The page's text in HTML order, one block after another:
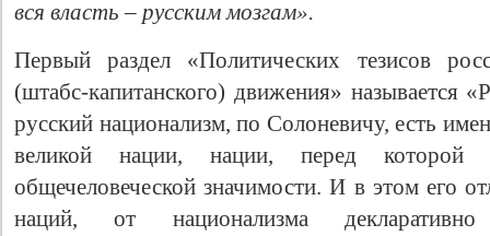
вся власть – русским мозгам».
Первый раздел «Политических тезисов
(штабс-капитанского) движения» называется
русский национализм, по Солоневичу, есть
великой нации, нации, перед которой
общечеловеческой значимости. И в этом его
наций, от национализма